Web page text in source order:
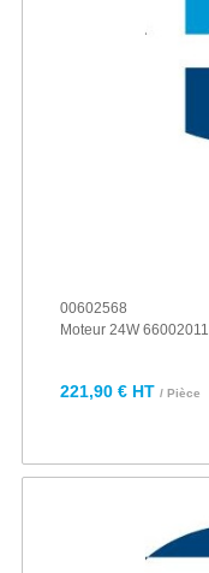
00602568
Moteur 24W 66002011
221,90 € HT / Pièce